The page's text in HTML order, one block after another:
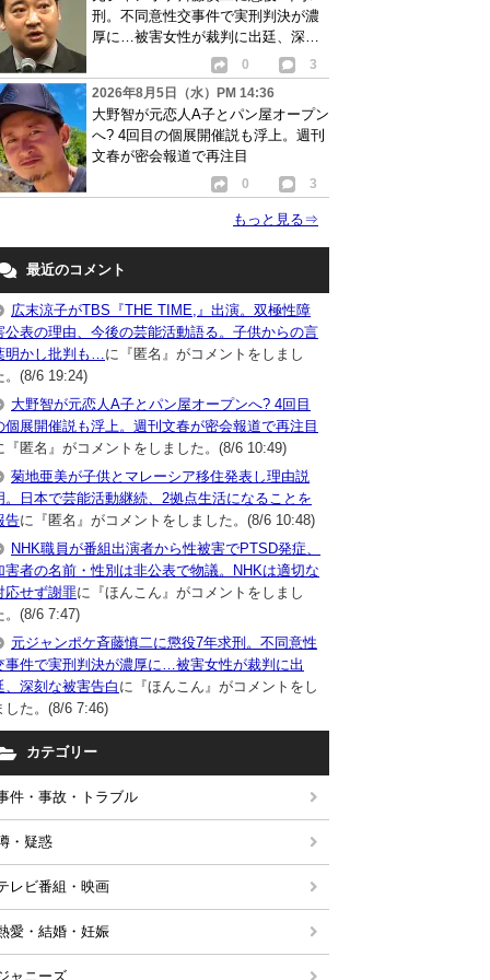
刑。不同意性交事件で実刑判決が濃
厚に…被害女性が裁判に出廷、深刻
0
3
2026年8月5日（水）PM 14:36
大野智が元恋人A子とパン屋オープン
へ? 4回目の個展開催説も浮上。週刊
文春が密会報道で再注目
0
3
もっと見る⇒
最近のコメント
広末涼子がTBS『THE TIME,』出演。双極性障
公表の理由、今後の芸能活動語る。子供からの言
明かし批判も… に『匿名』がコメントをしまし
。(8/6 19:24)
大野智が元恋人A子とパン屋オープンへ? 4回目
個展開催説も浮上。週刊文春が密会報道で再注目
『匿名』がコメントをしました。(8/6 10:49)
菊地亜美が子供とマレーシア移住発表し理由説
。日本で芸能活動継続、2拠点生活になることを
告に『匿名』がコメントをしました。(8/6 10:48)
NHK職員が番組出演者から性被害でPTSD発症、
害者の名前・性別は非公表で物議。NHKは適切な
応せず謝罪に『ほんこん』がコメントをしまし
。(8/6 7:47)
元ジャンポケ斉藤慎二に懲役7年求刑。不同意性
事件で実刑判決が濃厚に…被害女性が裁判に出
、深刻な被害告白 に『ほんこん』がコメントをし
した。(8/6 7:46)
カテゴリー
件・事故・トラブル
・疑惑
レビ番組・映画
愛・結婚・妊娠
ャニーズ